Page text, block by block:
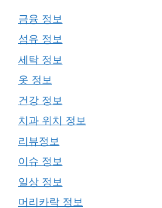
금융 정보
섬유 정보
세탁 정보
옷 정보
건강 정보
치과 위치 정보
리뷰정보
이슈 정보
일상 정보
머리카락 정보